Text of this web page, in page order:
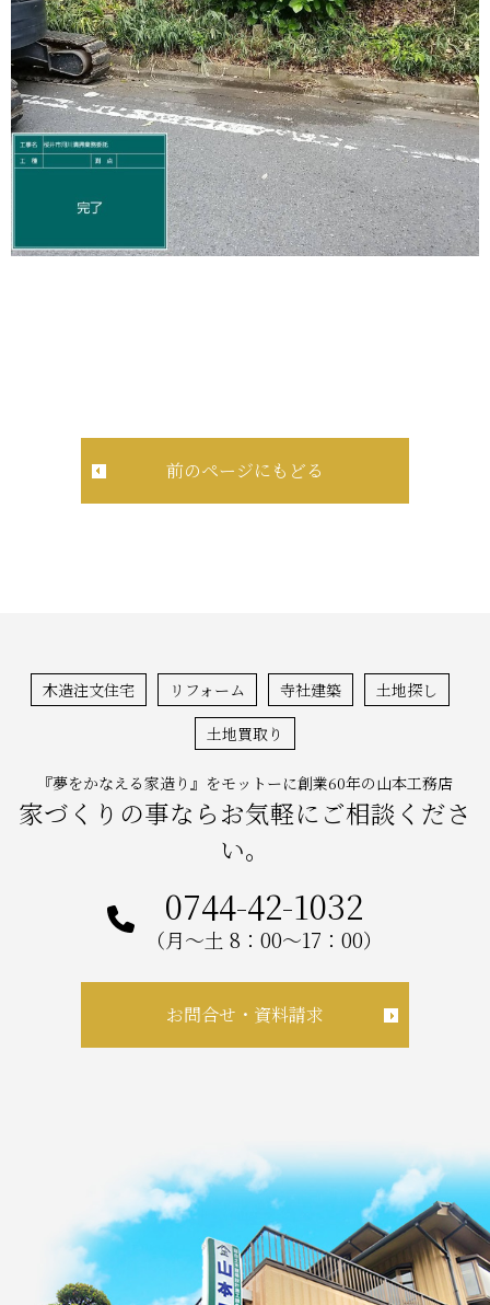
前のページにもどる
木造注文住宅 リフォーム 寺社建築
土地探し
土地買取り
『夢をかなえる家造り』をモットーに創業60年の山本工務店
家づくりの事ならお気軽にご相談くださ
い。
0744-42-1032
（月～土 8：00～17：00）
お問合せ・資料請求